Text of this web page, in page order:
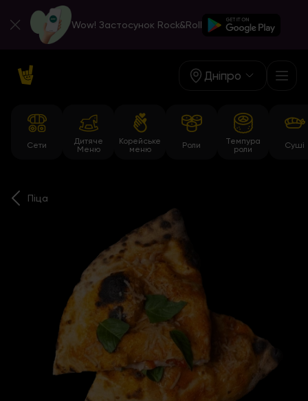
Wow! Застосунок Rock&Roll
Дніпро
Сети
Дитяче
Меню
Корейське
меню
Роли
Темпура
роли
Суші
Піца